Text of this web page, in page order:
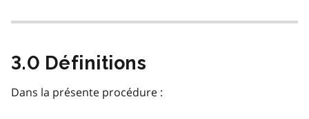
3.0 Définitions
Dans la présente procédure :